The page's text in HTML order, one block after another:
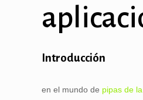
Introducción
en el mundo de pipas de